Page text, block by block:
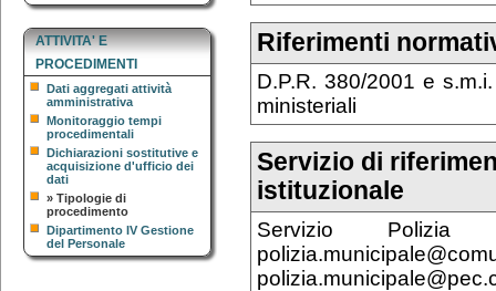
ATTIVITA' E
PROCEDIMENTI
Dati aggregati attività
amministrativa
Monitoraggio tempi
procedimentali
Dichiarazioni sostitutive e
acquisizione d'ufficio dei
dati
» Tipologie di
procedimento
Dipartimento IV Gestione
del Personale
Riferimenti
D.P.R. 380/2001 e
ministeriali
Servizio di
istituzionale
Servizio